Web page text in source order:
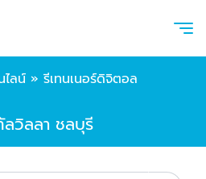
ลน์ » รีเทนเนอร์ดิจิตอล
วิลลา ชลบุรี